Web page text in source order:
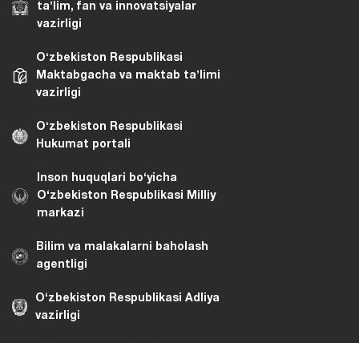
taʼlim, fan va innovatsiyalar
vazirligi
Oʻzbekiston Respublikasi
Maktabgacha va maktab taʼlimi
vazirligi
Oʻzbekiston Respublikasi
Hukumat portali
Inson huquqlari bo‘yicha
O‘zbekiston Respublikasi Milliy
markazi
Bilim va malakalarni baholash
agentligi
O‘zbekiston Respublikasi Adliya
vazirligi